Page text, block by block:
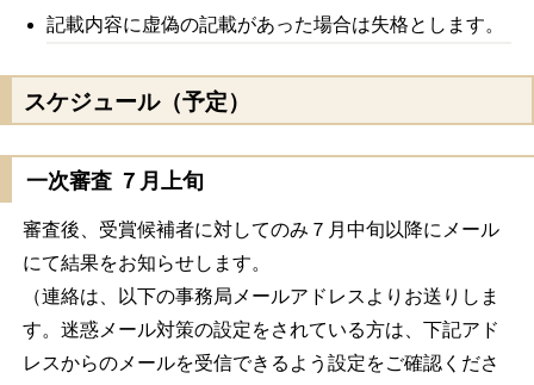
記載内容に虚偽の記載があった場合は失格とします。
スケジュール（予定）
一次審査 ７月上旬
審査後、受賞候補者に対してのみ７月中旬以降にメール
にて結果をお知らせします。
（連絡は、以下の事務局メールアドレスよりお送りしま
す。迷惑メール対策の設定をされている方は、下記アド
レスからのメールを受信できるよう設定をご確認くださ